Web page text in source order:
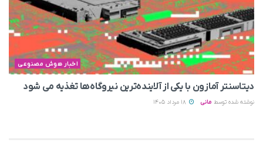
اخبار هوش مصنوعی
دیتاسنتر آمازون با یکی از آلاینده‌ترین نیروگاه‌ها تغذیه می‌ شود
نوشته شده توسط مانی